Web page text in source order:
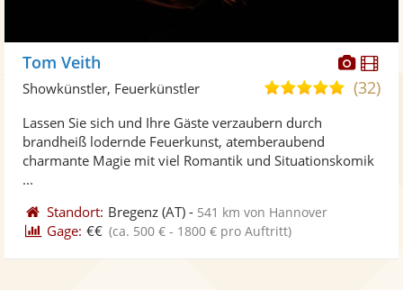
Tom Veith
5,0
Sternen
(32)
Showkünstler, Feuerkünstler
Lassen Sie sich und Ihre Gäste verzaubern durch
brandheiß lodernde Feuerkunst, atemberaubend
charmante Magie mit viel Romantik und Situationskomik
...
Standort: Bregenz (AT) - 541 km von Hannover
Gage: €€ (ca. 500 € - 1800 € pro Auftritt)